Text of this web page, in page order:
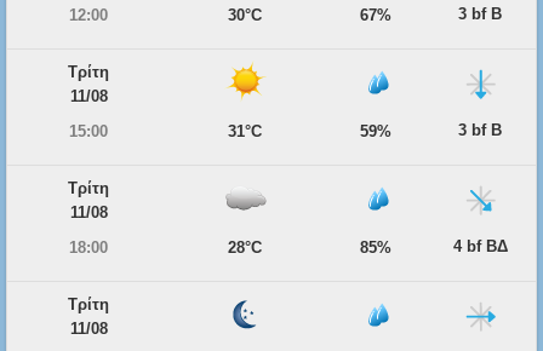
12:00
30°C 67% 3 bf Β
Τρίτη
11/08
15:00
31°C 59% 3 bf Β
Τρίτη
11/08
18:00
28°C 85% 4 bf ΒΔ
Τρίτη
11/08